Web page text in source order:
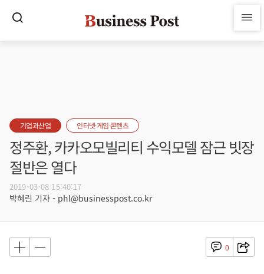
기업과산업 인터넷·게임·콘텐츠
정주환, 카카오모빌리티 수익모델 잠근 빗장
절반은 열다
2019-03-08 15:40:17
박혜린 기자 - phl@businesspost.co.kr
0